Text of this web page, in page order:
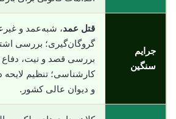
جرایم
سنگین
قتل عمد، شبه‌عمد و
گروگان‌گیری؛ بررسی
بررسی قصد و نیت، دفاع
کارشناسی؛ تنظیم لایحه
و دیوان عالی کشور.